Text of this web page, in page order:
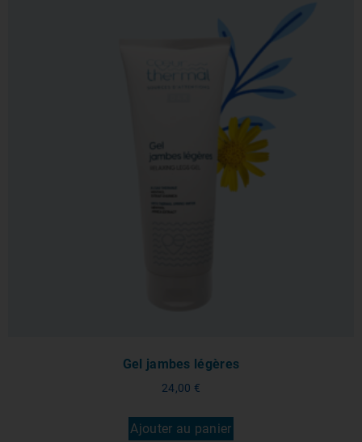
Gel jambes légères
24,00 €
Ajouter au panier